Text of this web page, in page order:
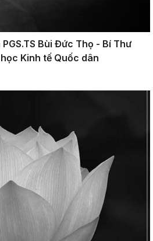
Bùi Đức Thọ - Bí Thư
Kinh tế Quốc dân